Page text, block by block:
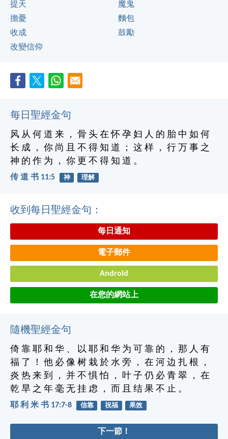
提天
擔憂
收成
改變信仰
魔鬼
麵包
鼓勵
每日聖經金句
风 从 何 道 来 ， 骨 头 在 怀 孕 妇 人 的 胎 中 如 何
长 成 ， 你 尚 且 不 得 知 道 ； 这 样 ， 行 万 事 之
神 的 作 为 ， 你 更 不 得 知 道 。
传 道 书 11:5 神 理解
收到每日聖經金句：
每日通知
電子郵件
Android
在您的網站上
隨機聖經金句
倚 靠 耶 和 华 、 以 耶 和 华 为 可 靠 的 ， 那 人 有
福 了 ！ 他 必 像 树 栽 於 水 旁 ， 在 河 边 扎 根 ，
炎 热 来 到 ， 并 不 惧 怕 ， 叶 子 仍 必 青 翠 ， 在
乾 旱 之 年 毫 无 挂 虑 ， 而 且 结 果 不 止 。
耶 利 米 书 17:7-8 信靠 祝福 果效
下一節！